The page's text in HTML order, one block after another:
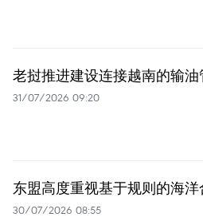
老挝推进建设连接越南的输油
31/07/2026 09:20
东盟高度重视基于规则的海洋
30/07/2026 08:55